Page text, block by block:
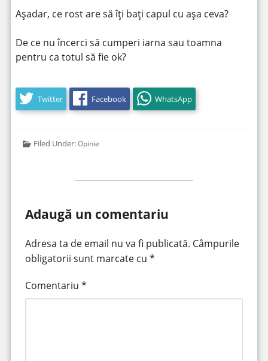
Așadar, ce rost are să îți bați capul cu așa ceva?
De ce nu încerci să cumperi iarna sau toamna
pentru ca totul să fie ok?
Twitter Facebook WhatsApp
Filed Under:Opinie
Adaugă un comentariu
Adresa ta de email nu va fi publicată. Câmpurile
obligatorii sunt marcate cu *
Comentariu *